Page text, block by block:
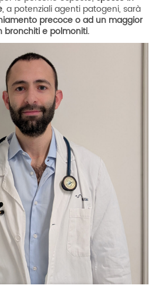
, a potenziali agenti patogeni, sarà
precoce o ad un maggior
bronchiti e polmoniti.